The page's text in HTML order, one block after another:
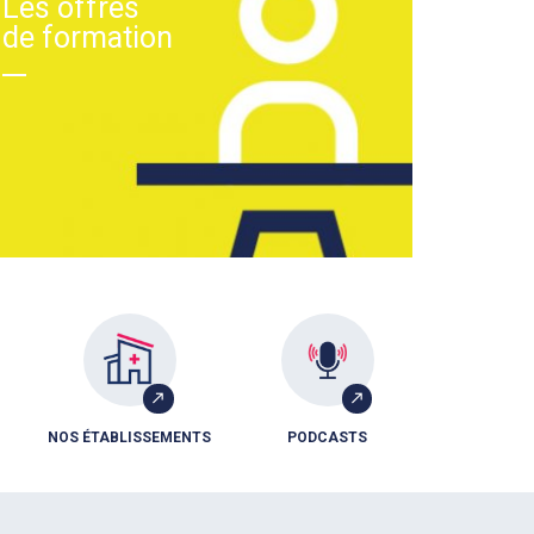
Les offres
de formation
NOS ÉTABLISSEMENTS PODCASTS